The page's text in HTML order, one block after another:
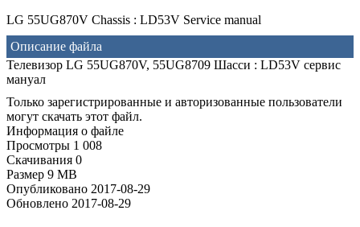
LG 55UG870V Chassis : LD53V Service manual
Описание файла
Телевизор LG 55UG870V, 55UG8709 Шасси : LD53V сервис
мануал
Только зарегистрированные и авторизованные пользователи
могут скачать этот файл.
Информация о файле
Просмотры 1 008
Скачивания 0
Размер 9 MB
Опубликовано 2017-08-29
Обновлено 2017-08-29